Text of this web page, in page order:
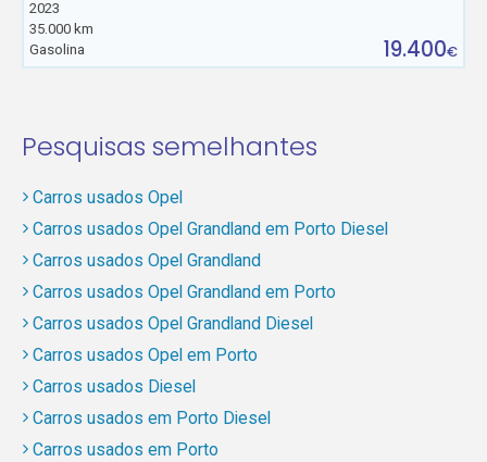
2023
35.000 km
Gasolina
19.400€
Pesquisas semelhantes
Carros usados Opel
Carros usados Opel Grandland em Porto Diesel
Carros usados Opel Grandland
Carros usados Opel Grandland em Porto
Carros usados Opel Grandland Diesel
Carros usados Opel em Porto
Carros usados Diesel
Carros usados em Porto Diesel
Carros usados em Porto